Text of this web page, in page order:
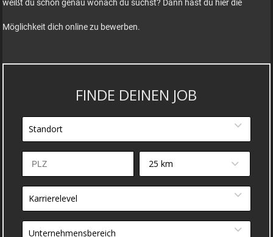
weißt du schon genau wonach du suchst? Dann hast du hier die
Möglichkeit dich online zu bewerben.
FINDE DEINEN JOB
Standort
25 km
Karrierelevel
Unternehmensbereich